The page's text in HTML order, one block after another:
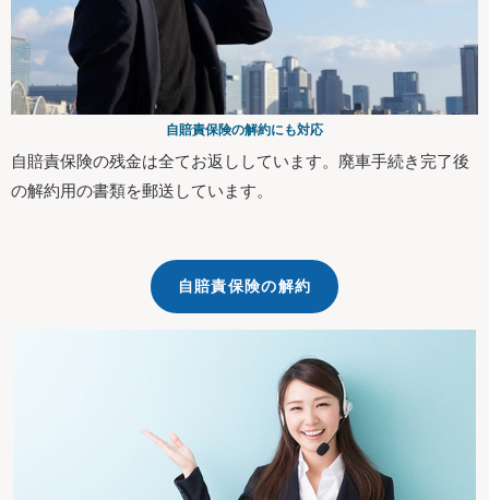
自賠責保険の解約にも対応
自賠責保険の残金は全てお返ししています。廃車手続き完了後
の解約用の書類を郵送しています。
自賠責保険の解約